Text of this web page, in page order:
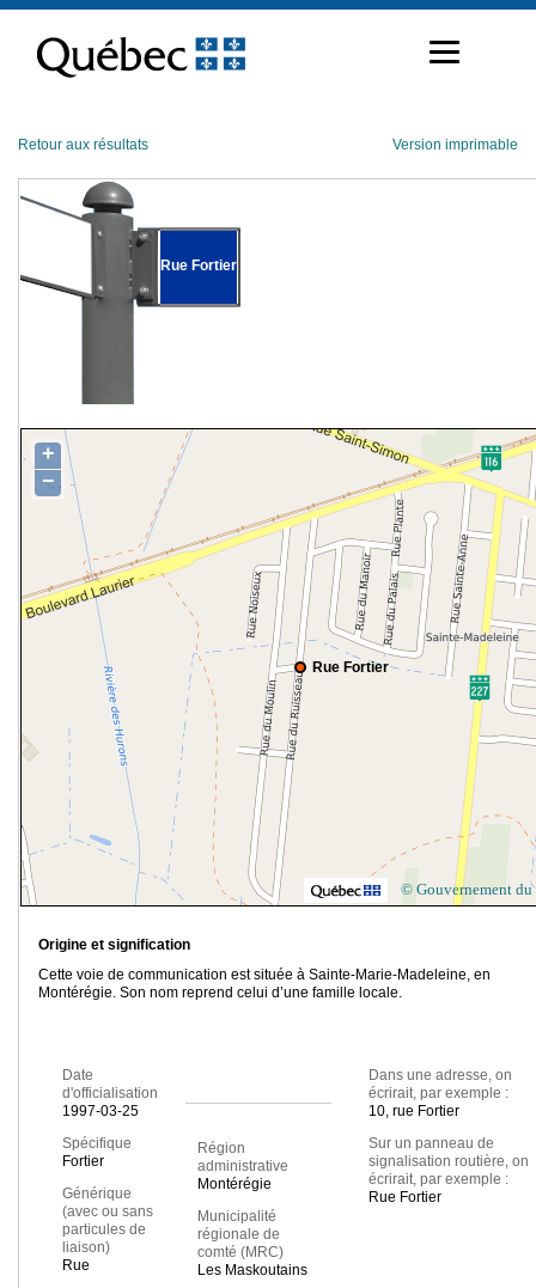
contenu
Retour aux résultats Version imprimable
Rue Fortier
Rue Fortier
+
−
© Gouvernement du
Origine et signification
Cette voie de communication est située à Sainte-Marie-Madeleine, en
Montérégie. Son nom reprend celui d’une famille locale.
Date
d'officialisation
1997-03-25
Spécifique
Fortier
Générique
(avec ou sans
particules de
liaison)
Rue
Région
administrative
Montérégie
Municipalité
régionale de
comté (MRC)
Les Maskoutains
Dans une adresse, on
écrirait, par exemple :
10, rue Fortier
Sur un panneau de
signalisation routière, on
écrirait, par exemple :
Rue Fortier